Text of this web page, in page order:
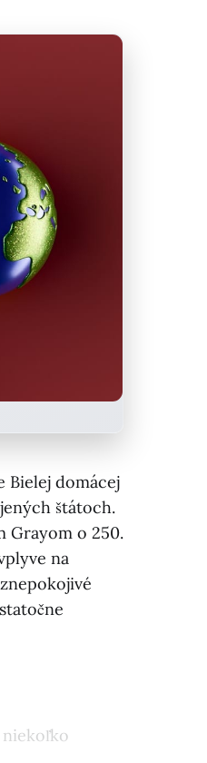
Bielej domácej
štátoch.
Grayom o 250.
na